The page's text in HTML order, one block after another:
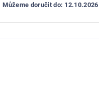
Můžeme doručit do: 12.10.2026